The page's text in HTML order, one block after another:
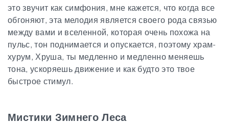
это звучит как симфония, мне кажется, что когда все
обгоняют, эта мелодия является своего рода связью
между вами и вселенной, которая очень похожа на
пульс, тон поднимается и опускается, поэтому храм-
хурум, Хруша, ты медленно и медленно меняешь
тона, ускоряешь движение и как будто это твое
быстрое стимул.
Мистики Зимнего Леса